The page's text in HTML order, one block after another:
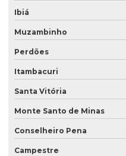
Ibiá
Muzambinho
Perdões
Itambacuri
Santa Vitória
Monte Santo de Minas
Conselheiro Pena
Campestre